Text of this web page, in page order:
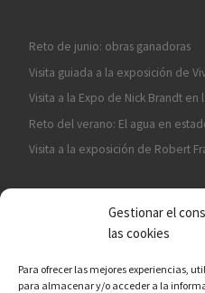
Gestionar el
las cookies
Para ofrecer las mejores experiencias,
para almacenar y/o acceder a la
Reto de junio: obras ganadoras
Visita guiada a la exposición de
Visita a la Expo de Nick Brandt en
Reto del verano: El agua en
Visita a la exposición de Robert